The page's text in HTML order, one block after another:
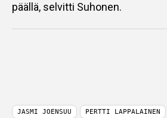
päällä, selvitti Suhonen.
JASMI JOENSUU PERTTI LAPPALAINEN